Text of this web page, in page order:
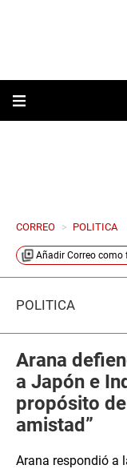
CORREO > POLITICA
Añadir Correo como
POLÍTICA
Arana
a Japón e
propósito
amistad”
Arana respondió a